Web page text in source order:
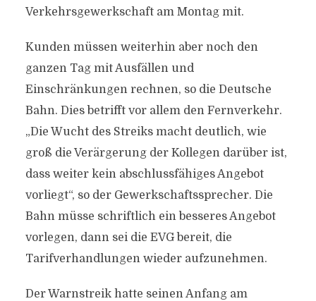
Verkehrsgewerkschaft am Montag mit.
Kunden müssen weiterhin aber noch den
ganzen Tag mit Ausfällen und
Einschränkungen rechnen, so die Deutsche
Bahn. Dies betrifft vor allem den Fernverkehr.
„Die Wucht des Streiks macht deutlich, wie
groß die Verärgerung der Kollegen darüber ist,
dass weiter kein abschlussfähiges Angebot
vorliegt“, so der Gewerkschaftssprecher. Die
Bahn müsse schriftlich ein besseres Angebot
vorlegen, dann sei die EVG bereit, die
Tarifverhandlungen wieder aufzunehmen.
Der Warnstreik hatte seinen Anfang am